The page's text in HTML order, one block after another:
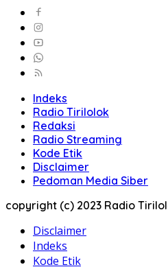
Indeks
Radio Tirilolok
Redaksi
Radio Streaming
Kode Etik
Disclaimer
Pedoman Media Siber
copyright (c) 2023 Radio
Disclaimer
Indeks
Kode Etik